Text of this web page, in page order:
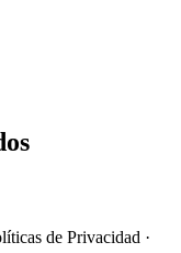
de Privacidad ·